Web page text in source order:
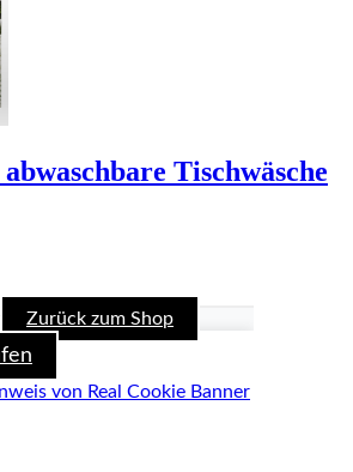
Tischwäsche
Zurück zum Shop
von Real Cookie Banner